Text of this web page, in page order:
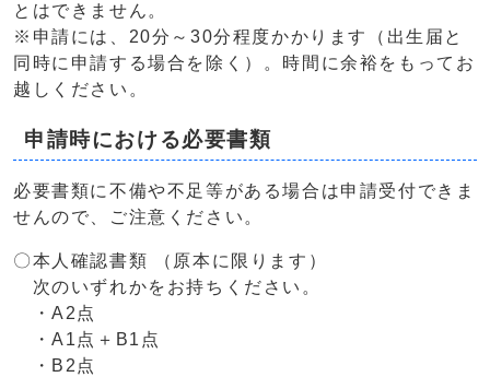
とはできません。
※申請には、20分～30分程度かかります（出生届と
同時に申請する場合を除く）。時間に余裕をもってお
越しください。
申請時における必要書類
必要書類に不備や不足等がある場合は申請受付できま
せんので、ご注意ください。
〇本人確認書類 （原本に限ります）
次のいずれかをお持ちください。
・A2点
・A1点＋B1点
・B2点